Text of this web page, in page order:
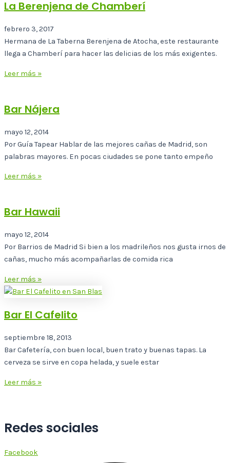
La Berenjena de Chamberí
febrero 3, 2017
Hermana de La Taberna Berenjena de Atocha, este restaurante
llega a Chamberí para hacer las delicias de los más exigentes.
Leer más »
Bar Nájera
mayo 12, 2014
Por Guía Tapear Hablar de las mejores cañas de Madrid, son
palabras mayores. En pocas ciudades se pone tanto empeño
Leer más »
Bar Hawaii
mayo 12, 2014
Por Barrios de Madrid Si bien a los madrileños nos gusta irnos de
cañas, mucho más acompañarlas de comida rica
Leer más »
Bar El Cafelito
septiembre 18, 2013
Bar Cafetería, con buen local, buen trato y buenas tapas. La
cerveza se sirve en copa helada, y suele estar
Leer más »
Redes sociales
Facebook